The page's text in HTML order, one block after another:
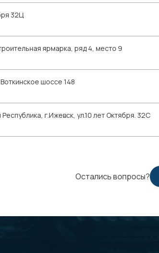
32Ц
ярмарка, ряд 4, место 9
шоссе 148
г.Ижевск, ул.10 лет Октября. 32С
Остались вопросы?